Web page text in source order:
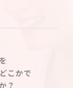
こかで
？